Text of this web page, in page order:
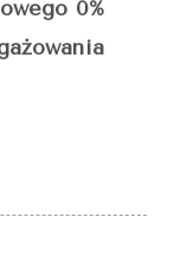
0%